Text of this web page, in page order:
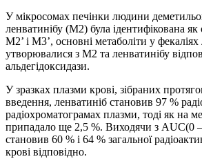
У мікросомах печінки людини
ленватинібу (М2) була ідентифікована
M2’ і M3’, основні метаболіти у
утворювалися з M2 та ленватинібу
альдегідоксидази.
У зразках плазми крові, зібраних
введення, ленватиніб становив 97 %
радіохроматограмах плазми, тоді як на
припадало ще 2,5 %. Виходячи з AUC(0
становив 60 % і 64 % загальної
крові відповідно.